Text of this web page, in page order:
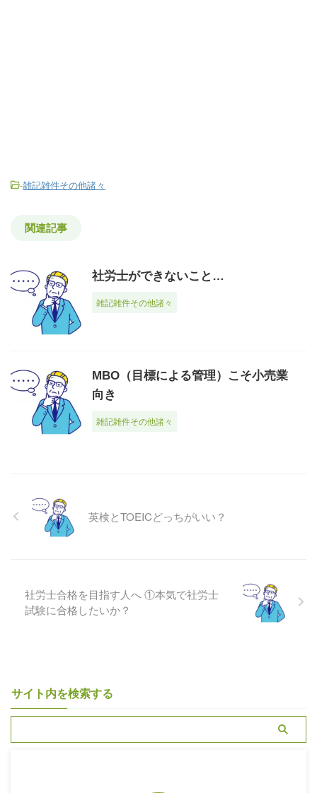
-雑記雑件その他諸々
関連記事
社労士ができないこと…
雑記雑件その他諸々
MBO（目標による管理）こそ小売業
向き
雑記雑件その他諸々
英検とTOEICどっちがいい？
社労士合格を目指す人へ ①本気で社労士
試験に合格したいか？
サイト内を検索する